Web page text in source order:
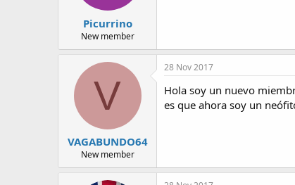
Picurrino
New member
V
VAGABUNDO64
New member
28 Nov 2017
Hola soy un nuevo
es que ahora soy un